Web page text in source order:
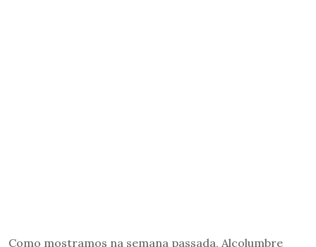
Como mostramos na semana passada, Alcolumbre